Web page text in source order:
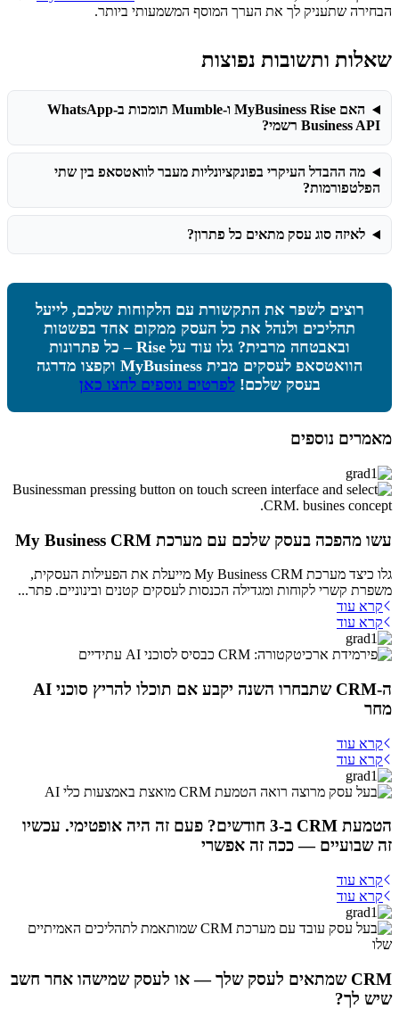
הבחירה שתעניק לך את הערך המוסף המשמעותי ביותר.
שאלות ותשובות נפוצות
האם MyBusiness Rise ו-Mumble תומכות ב-WhatsApp
Business API רשמי?
מה ההבדל העיקרי בפונקציונליות מעבר לוואטסאפ בין שתי
הפלטפורמות?
לאיזה סוג עסק מתאים כל פתרון?
רוצים לשפר את התקשורת עם הלקוחות שלכם, לייעל
תהליכים ולנהל את כל העסק ממקום אחד בפשטות
ובאבטחה מרבית?
גלו עוד על Rise – כל פתרונות
הוואטסאפ לעסקים מבית MyBusiness וקפצו מדרגה
בעסק שלכם! לפרטים נוספים לחצו כאן
מאמרים נוספים
עשו מהפכה בעסק שלכם עם מערכת My Business CRM
גלו כיצד מערכת My Business CRM מייעלת את הפעילות העסקית,
משפרת קשרי לקוחות ומגדילה הכנסות לעסקים קטנים ובינוניים. פתר...
קרא עוד
קרא עוד
ה-CRM שתבחרו השנה יקבע אם תוכלו להריץ סוכני AI
מחר
קרא עוד
קרא עוד
הטמעת CRM ב-3 חודשים? פעם זה היה אופטימי. עכשיו
זה שבועיים — ככה זה אפשרי
קרא עוד
קרא עוד
CRM שמתאים לעסק שלך — או לעסק שמישהו אחר חשב
שיש לך?